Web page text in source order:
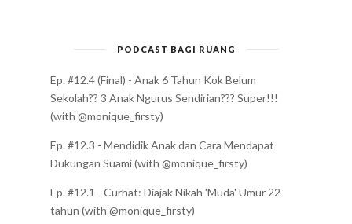
PODCAST BAGI RUANG
Ep. #12.4 (Final) - Anak 6 Tahun Kok Belum
Sekolah?? 3 Anak Ngurus Sendirian??? Super!!!
(with @monique_firsty)
Ep. #12.3 - Mendidik Anak dan Cara Mendapat
Dukungan Suami (with @monique_firsty)
Ep. #12.1 - Curhat: Diajak Nikah 'Muda' Umur 22
tahun (with @monique_firsty)